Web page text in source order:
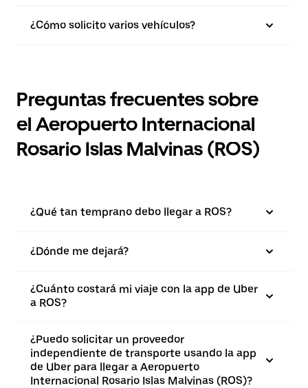
¿Cómo solicito varios vehículos?
Preguntas frecuentes sobre
el Aeropuerto Internacional
Rosario Islas Malvinas (ROS)
¿Qué tan temprano debo llegar a ROS?
¿Dónde me dejará?
¿Cuánto costará mi viaje con la app de Uber
a ROS?
¿Puedo solicitar un proveedor
independiente de transporte usando la app
de Uber para llegar a Aeropuerto
Internacional Rosario Islas Malvinas (ROS)?